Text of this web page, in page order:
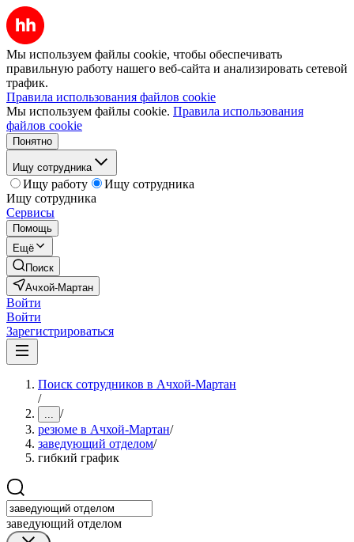
Мы используем файлы cookie, чтобы обеспечивать
правильную работу нашего веб-сайта и анализировать сетевой
трафик.
Правила использования файлов cookie
Мы используем файлы cookie. Правила использования
файлов cookie
Понятно
Ищу сотрудника
Ищу работу
Ищу сотрудника
Ищу сотрудника
Сервисы
Помощь
Ещё
Поиск
Ачхой-Мартан
Войти
Войти
Зарегистрироваться
Поиск сотрудников в Ачхой-Мартан
/
... /
резюме в Ачхой-Мартан/
заведующий отделом/
гибкий график
заведующий отделом